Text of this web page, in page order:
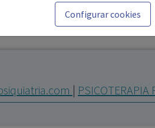
prescribir o dispensar medicamentos
profesional. La información técnica
título meramente informativo,
las necesidades del paciente.
Configurar cookies
| PSICOTERAPIA